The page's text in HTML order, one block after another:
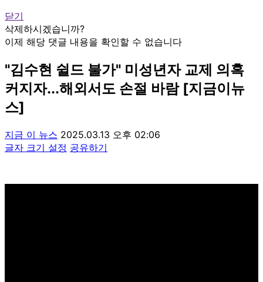
닫기
삭제하시겠습니까?
이제 해당 댓글 내용을 확인할 수 없습니다
"김수현 쉴드 불가" 미성년자 교제 의혹
커지자...해외서도 손절 바람 [지금이뉴
스]
지금 이 뉴스 2025.03.13 오후 02:06
글자 크기 설정 공유하기